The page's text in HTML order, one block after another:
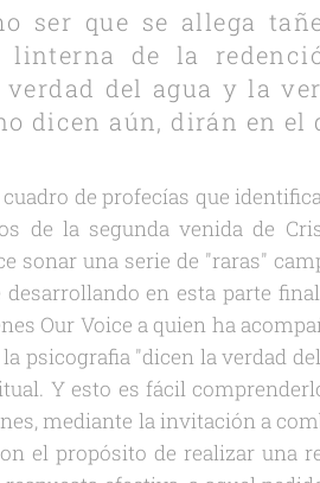
ser que se allega
linterna de la
del agua y la
dicen aún, dirán en el
de profecías que
de la segunda venida de
sonar una serie de "raras"
desarrollando en esta parte
Our Voice a quien ha
psicografia "dicen la verdad
Y esto es fácil
mediante la invitación a
el propósito de realizar una